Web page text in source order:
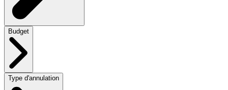
Budget
Type d'annulation